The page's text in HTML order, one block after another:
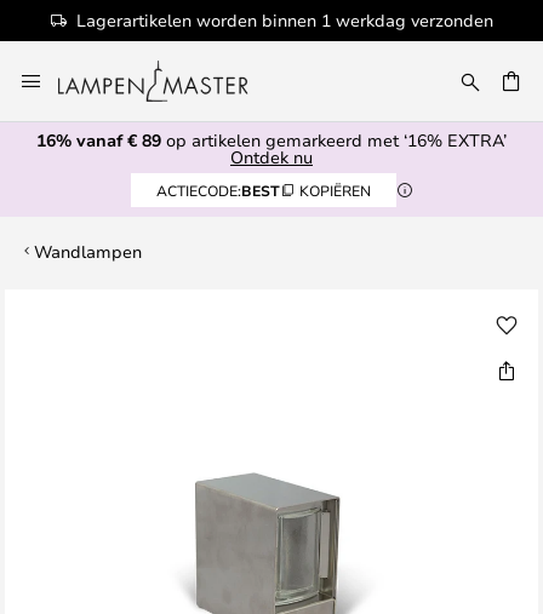
Lagerartikelen worden binnen 1 werkdag verzonden
naar
de
inhoud
16% vanaf € 89 op artikelen gemarkeerd met ‘16% EXTRA’
Ontdek nu
ACTIECODE:BEST KOPIËREN
Wandlampen